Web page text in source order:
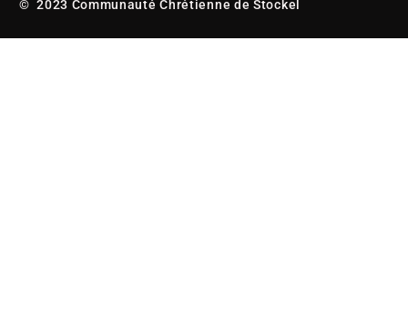
© 2023 Communauté Chrétienne de Stockel